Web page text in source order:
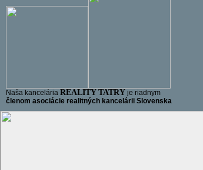
Naša kancelária REALITY TATRY je riadnym
členom asociácie realitných kancelárii Slovenska